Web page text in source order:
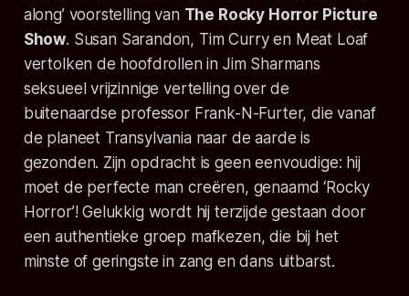
along’ voorstelling van The Rocky Horror Picture
Show. Susan Sarandon, Tim Curry en Meat Loaf
vertolken de hoofdrollen in Jim Sharmans
seksueel vrijzinnige vertelling over de
buitenaardse professor Frank-N-Furter, die vanaf
de planeet Transylvania naar de aarde is
gezonden. Zijn opdracht is geen eenvoudige: hij
moet de perfecte man creëren, genaamd ‘Rocky
Horror’! Gelukkig wordt hij terzijde gestaan door
een authentieke groep mafkezen, die bij het
minste of geringste in zang en dans uitbarst.